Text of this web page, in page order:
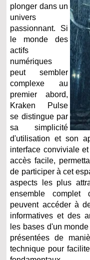
plonger dans un
univers
passionnant. Si
le monde des
actifs
numériques
peut sembler
complexe au
premier abord,
Kraken Pulse
se distingue par
sa simplicité
d'utilisation et son
interface conviviale
accès facile,
de participer à cet
aspects les plus
ensemble complet
peuvent accéder à
informatives et des
les bases d'un
présentées de
technique pour